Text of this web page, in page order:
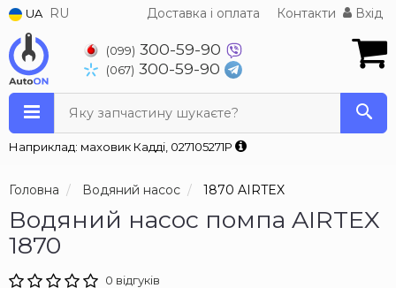
UA RU Доставка і оплата Контакти Вхід
(099) 300-59-90
(067) 300-59-90
Яку запчастину шукаєте?
Наприклад: маховик Кадді, 027105271P
Головна Водяний насос 1870 AIRTEX
Водяний насос помпа AIRTEX
1870
0 відгуків